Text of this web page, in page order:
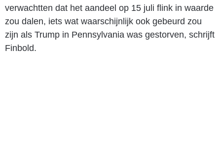
verwachtten dat het aandeel op 15 juli flink in waarde
zou dalen, iets wat waarschijnlijk ook gebeurd zou
zijn als Trump in Pennsylvania was gestorven, schrijft
Finbold.